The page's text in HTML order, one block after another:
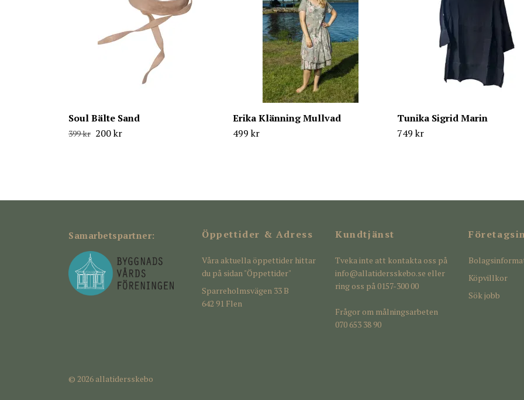
Soul Bälte Sand
399 kr 200 kr
Erika Klänning Mullvad
499 kr
Tunika Sigrid Marin
749 kr
Samarbetspartner: Öppettider & Adress
Våra aktuella öppettider hittar
du på sidan "Öppettider"
Sparreholmsvägen 33 B
642 91 Flen
Kundtjänst
Tveka inte att kontakta oss på
info@allatidersskebo.se eller
ring oss på 0157-300 00
Frågor om målningsarbeten
070 653 38 90
Köpvillkor
Sök jobb
© 2026 allatidersskebo